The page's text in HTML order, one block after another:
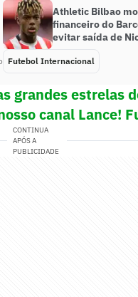
Athletic Bilbao
financeiro do
evitar saída de
Futebol Internacional
grandes estrelas
canal Lance!
CONTINUA
APÓS A
PUBLICIDADE